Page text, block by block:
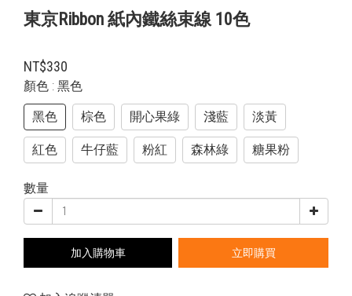
東京Ribbon 紙內鐵絲束線 10色
NT$330
顏色 : 黑色
黑色 棕色 開心果綠 淺藍 淡黃
紅色 牛仔藍 粉紅 森林綠 糖果粉
數量
加入購物車 立即購買